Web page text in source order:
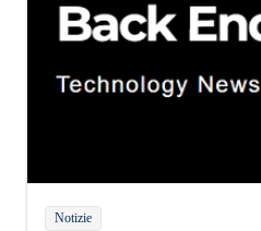
Notizie